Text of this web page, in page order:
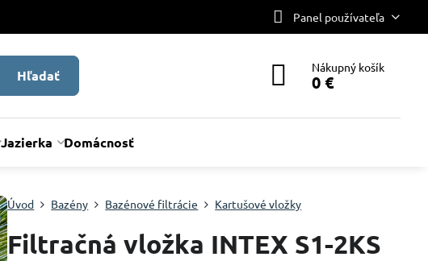
Panel používateľa
Hľadať Nákupný košík
0 €
Jazierka Domácnosť
Úvod Bazény Bazénové filtrácie Kartušové vložky
Filtračná vložka INTEX S1-2KS